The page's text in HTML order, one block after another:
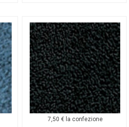
7,50 € la confezione